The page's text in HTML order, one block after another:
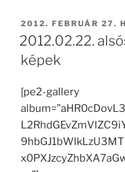
BEKÜLDVE:
2012. FEBRUÁR 27.
2012.02.22.
képek
[pe2-gallery